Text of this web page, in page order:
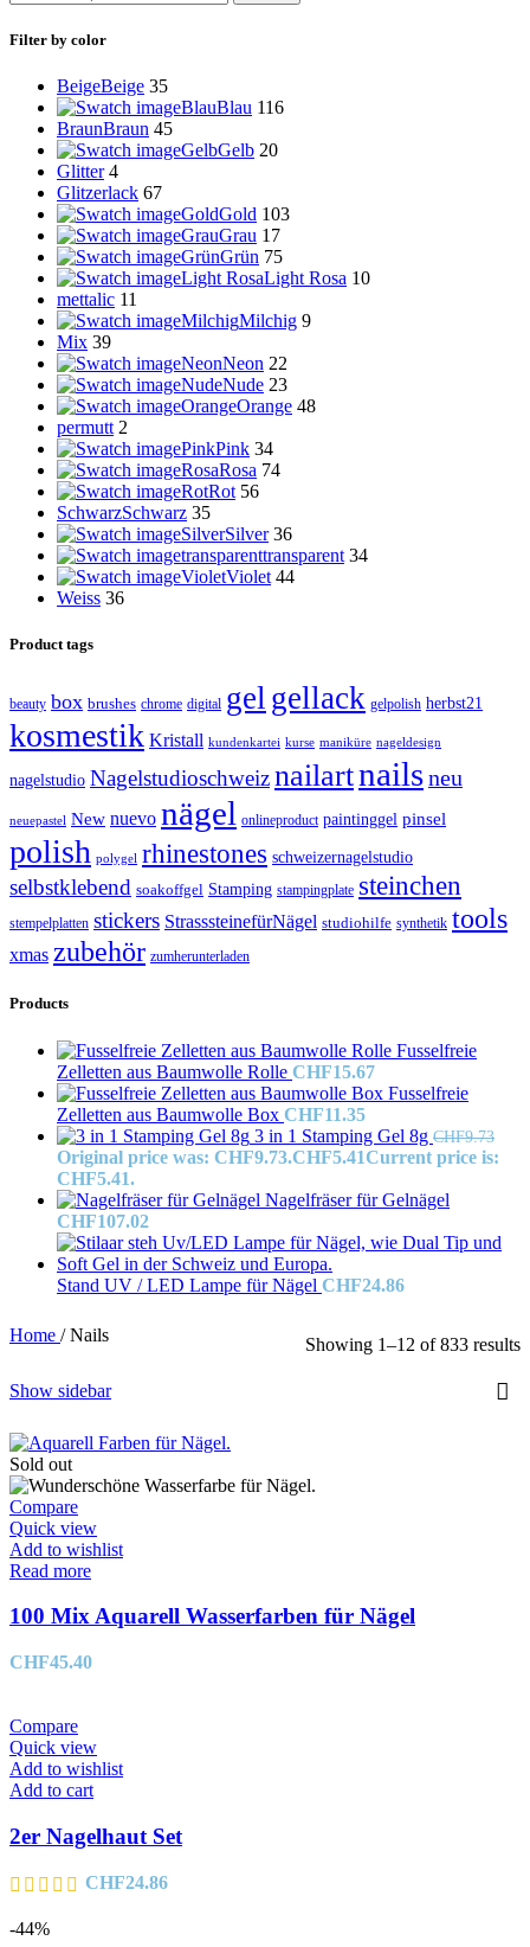
Filter by color
BeigeBeige 35
BlauBlau 116
BraunBraun 45
GelbGelb 20
Glitter 4
Glitzerlack 67
GoldGold 103
GrauGrau 17
GrünGrün 75
Light RosaLight Rosa 10
mettalic 11
MilchigMilchig 9
Mix 39
NeonNeon 22
NudeNude 23
OrangeOrange 48
permutt 2
PinkPink 34
RosaRosa 74
RotRot 56
SchwarzSchwarz 35
SilverSilver 36
transparenttransparent 34
VioletViolet 44
Weiss 36
Product tags
beauty box brushes chrome digital gel gellack gelpolish herbst21
kosmestik Kristall kundenkartei kurse maniküre nageldesign
nagelstudio Nagelstudioschweiznailartnailsneu
neuepastel New nuevo nägel onlineproduct paintinggel pinsel
polish polygel rhinestones schweizernagelstudio
selbstklebend soakoffgel Stamping stampingplate steinchen
stempelplatten stickers StrasssteinefürNägel studiohilfe synthetik tools
xmas zubehör zumherunterladen
Products
Fusselfreie
Zelletten aus Baumwolle Rolle CHF15.67
Fusselfreie
Zelletten aus Baumwolle Box CHF11.35
3 in 1 Stamping Gel 8g CHF9.73
Original price was: CHF9.73.CHF5.41Current price is:
CHF5.41.
Nagelfräser für Gelnägel
CHF107.02
Stand UV / LED Lampe für Nägel CHF24.86
Home / Nails Showing 1–12 of 833 results
Show sidebar
Sold out
Compare
Quick view
Add to wishlist
Read more
100 Mix Aquarell Wasserfarben für Nägel
CHF45.40
Compare
Quick view
Add to wishlist
Add to cart
2er Nagelhaut Set
CHF24.86
-44%